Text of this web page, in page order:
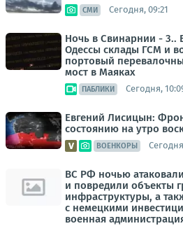
СМИ Сегодня, 09:21
Ночь в Свинарнии - 3..
Одессы склады ГСМ и
портовый
мост в Маяках
ПАБЛИКИ Сегодня,
Евгений Лисицын:
состоянию на утро
ВОЕНКОРЫ
ВС РФ ночью
и повредили объекты
инфраструктуры, а
с немецкими
военная